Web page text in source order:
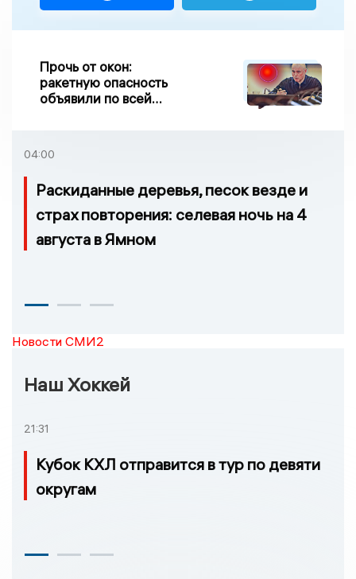
Прочь от окон:
ракетную опасность
объявили по всей
04:00
Раскиданные деревья, песок везде и
страх повторения: селевая ночь на 4
августа в Ямном
Новости СМИ2
Наш Хоккей
21:31
Кубок КХЛ отправится в тур по девяти
округам